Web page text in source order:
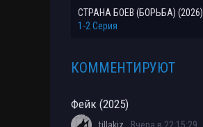
СТРАНА БОЕВ (БОРЬБА) (2026)
1-2 Серия
КОММЕНТИРУЮТ
Фейк (2025)